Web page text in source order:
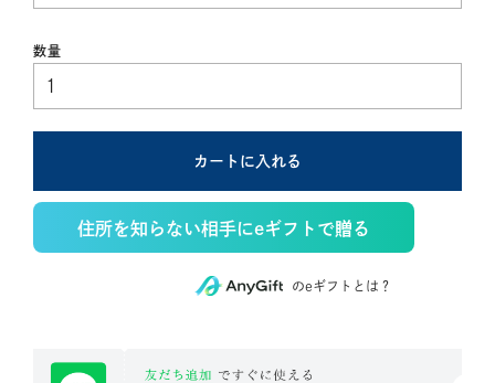
カートに入れる
住所を知らない相手にeギフトで贈る
のeギフトとは？